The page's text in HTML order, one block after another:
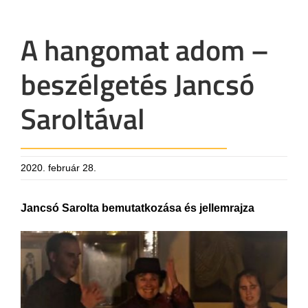
A hangomat adom –
beszélgetés Jancsó
Saroltával
2020. február 28.
Jancsó Sarolta bemutatkozása és jellemrajza